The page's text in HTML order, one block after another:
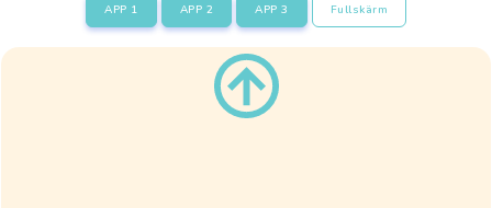
APP 1 APP 2 APP 3 Fullskärm